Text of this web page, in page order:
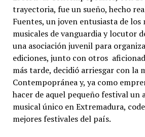
trayectoria, fue un sueño, hecho
Fuentes, un joven entusiasta de
musicales de vanguardia y locutor
una asociación juvenil para
ediciones, junto con otros
más tarde, decidió arriesgar con la
Contempopránea y, ya como
hacer de aquel pequeño festival un
musical único en Extremadura,
mejores festivales del país.